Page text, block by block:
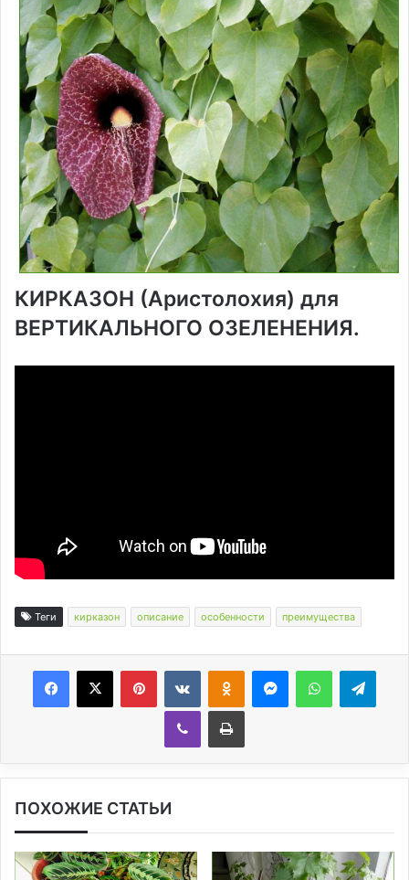
КИРКАЗОН (Аристолохия) для
ВЕРТИКАЛЬНОГО ОЗЕЛЕНЕНИЯ.
Теги кирказон описание особенности преимущества
ПОХОЖИЕ СТАТЬИ